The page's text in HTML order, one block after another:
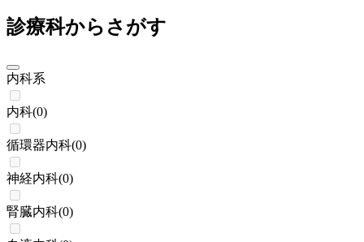
診療科からさがす
内科系
内科(0)
循環器内科(0)
神経内科(0)
腎臓内科(0)